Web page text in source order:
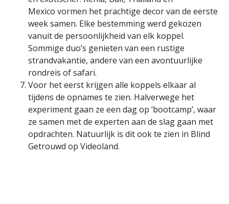
Mexico vormen het prachtige decor van de eerste
week samen. Elke bestemming werd gekozen
vanuit de persoonlijkheid van elk koppel.
Sommige duo’s genieten van een rustige
strandvakantie, andere van een avontuurlijke
rondreis of safari.
Voor het eerst krijgen alle koppels elkaar al
tijdens de opnames te zien. Halverwege het
experiment gaan ze een dag op ‘bootcamp’, waar
ze samen met de experten aan de slag gaan met
opdrachten. Natuurlijk is dit ook te zien in Blind
Getrouwd op Videoland.